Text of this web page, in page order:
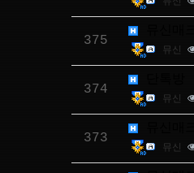
375
뮤신
374
뮤신
373
뮤신